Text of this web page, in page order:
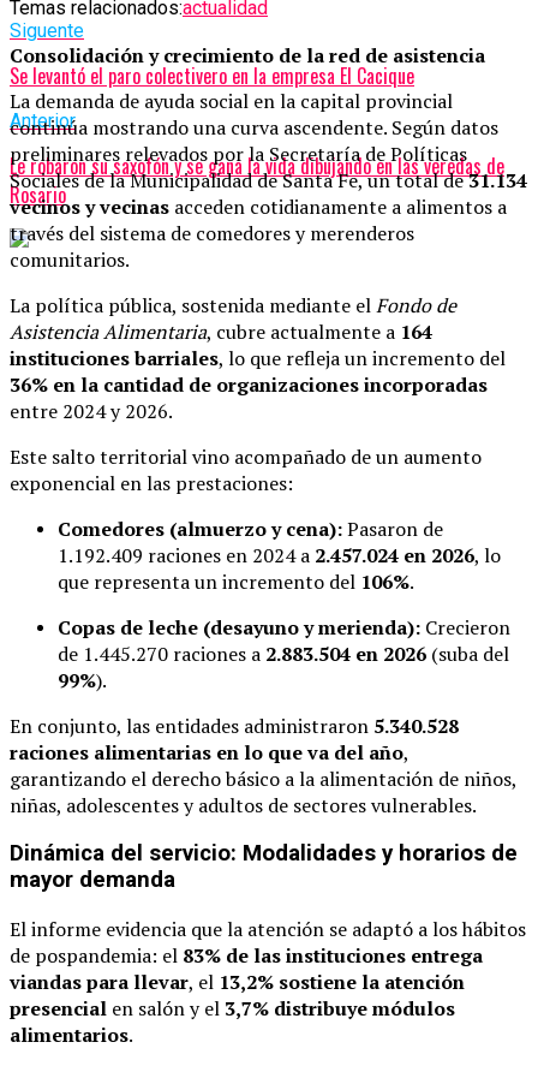
Temas relacionados:actualidad
Siguente
Se levantó el paro colectivero en la empresa El Cacique
Anterior
Le robaron su saxofón y se gana la vida dibujando en las veredas de
Rosario
Consolidación y crecimiento de la red de asistencia
La demanda de ayuda social en la capital provincial
continúa mostrando una curva ascendente. Según datos
preliminares relevados por la Secretaría de Políticas
Sociales de la Municipalidad de Santa Fe, un total de31.134
vecinos y vecinas acceden cotidianamente a alimentos a
través del sistema de comedores y merenderos
comunitarios.
La política pública, sostenida mediante elFondo de
Asistencia Alimentaria, cubre actualmente a 164
instituciones barriales, lo que refleja un incremento del
36% en la cantidad de organizaciones incorporadas
entre 2024 y 2026.
Este salto territorial vino acompañado de un aumento
exponencial en las prestaciones:
Comedores (almuerzo y cena):Pasaron de
1.192.409 raciones en 2024 a 2.457.024 en 2026, lo
que representa un incremento del 106%.
Copas de leche (desayuno y merienda): Crecieron
de 1.445.270 raciones a 2.883.504 en 2026 (suba del
99%).
En conjunto, las entidades administraron 5.340.528
raciones alimentarias en lo que va del año,
garantizando el derecho básico a la alimentación de niños,
niñas, adolescentes y adultos de sectores vulnerables.
Dinámica del servicio: Modalidades y horarios de
mayor demanda
El informe evidencia que la atención se adaptó a los hábitos
de pospandemia: el 83% de las instituciones entrega
viandas para llevar, el 13,2% sostiene la atención
presencial en salón y el 3,7% distribuye módulos
alimentarios.